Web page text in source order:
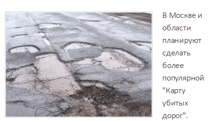
В Москве и
области
планируют
сделать
более
популярной
"Карту
убитых
дорог".